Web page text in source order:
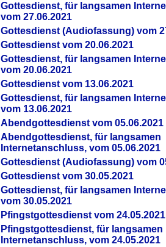
Gottesdienst, für langsamen
vom 27.06.2021
Gottesdienst (Audiofassung) vom
Gottesdienst vom 20.06.2021
Gottesdienst, für langsamen
vom 20.06.2021
Gottesdienst vom 13.06.2021
Gottesdienst, für langsamen
vom 13.06.2021
Abendgottesdienst vom 05.06.2021
Abendgottesdienst, für langsamen
Internetanschluss, vom 05.06.2021
Gottesdienst (Audiofassung) vom
Gottesdienst vom 30.05.2021
Gottesdienst, für langsamen
vom 30.05.2021
Pfingstgottesdienst vom 24.05.2021
Pfingstgottesdienst, für langsamen
Internetanschluss, vom 24.05.2021